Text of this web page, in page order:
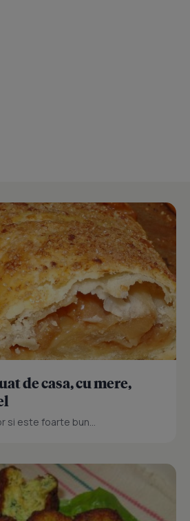
de casa, cu mere,
si este foarte bun...